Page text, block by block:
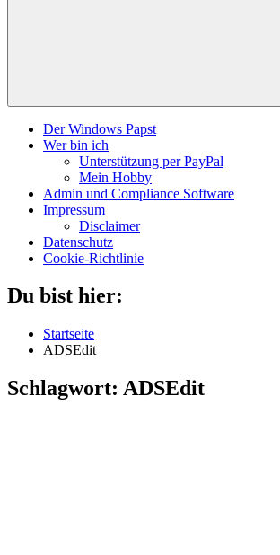
Der Windows Papst
Wer bin ich
Unterstützung per PayPal
Mein Hobby
Admin und Compliance Software
Impressum
Disclaimer
Datenschutz
Cookie-Richtlinie
Du bist hier:
Startseite
ADSEdit
Schlagwort: ADSEdit